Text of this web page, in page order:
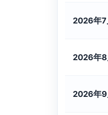
2026年7
2026年8
2026年9